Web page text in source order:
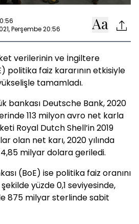
Perşembe 20:56
verilerinin ve İngiltere
politika faiz kararının etkisiyle
tamamladı.
bankası Deutsche Bank, 2020
113 milyon avro net karla
Royal Dutch Shell’in 2019
olan net karı, 2020 yılında
milyar dolara geriledi.
(BoE) ise politika faiz oranını
yüzde 0,1 seviyesinde,
875 milyar sterlinde sabit